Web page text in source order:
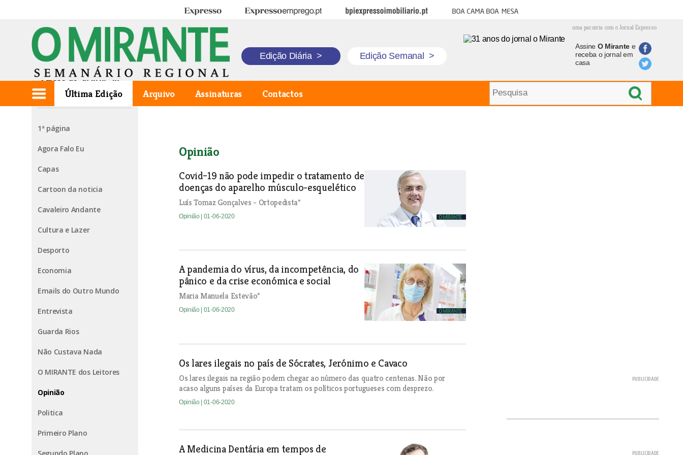
Expresso Expresso Emprego BPI Expresso Imobiliário Boa cama boa mesa
uma parceria com o Jornal Expresso
Edição Diária > Edição Semanal >
Assine O Mirantee
receba o jornal em
casa
Última Edição Arquivo Assinaturas Contactos
Edição de 2020.05.28
1ª página
Agora Falo Eu
Capas
Cartoon da noticia
Cavaleiro Andante
Cultura e Lazer
Desporto
Economia
Emails do Outro Mundo
Entrevista
Guarda Rios
Não Custava Nada
O MIRANTE dos Leitores
Opinião
Politica
Primeiro Plano
Opinião
Covid–19 não pode impedir o tratamento de
doenças do aparelho músculo-esquelético
Luís Tomaz Gonçalves - Ortopedista*
Opinião | 01-06-2020
A pandemia do vírus, da incompetência, do
pânico e da crise económica e social
Maria Manuela Estevão*
Opinião | 01-06-2020
Os lares ilegais no país de Sócrates, Jerónimo e Cavaco
Os lares ilegais na região podem chegar ao número das quatro centenas. Não por
acaso alguns países da Europa tratam os políticos portugueses com desprezo.
Opinião | 01-06-2020
A Medicina Dentária em tempos de